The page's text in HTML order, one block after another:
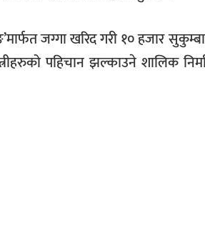
जग्गा खरिद गरी १० हजार
पहिचान झल्काउने शालिक